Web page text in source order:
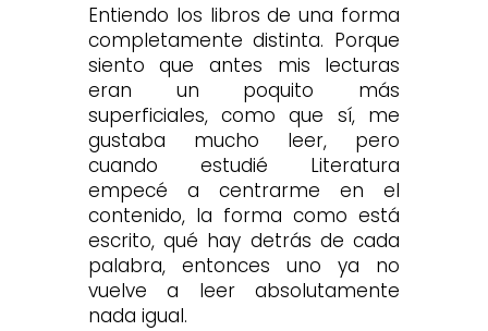
Entiendo los libros de una forma
completamente distinta. Porque
siento que antes mis lecturas
eran un poquito más
superficiales, como que sí, me
gustaba mucho leer, pero
cuando estudié Literatura
empecé a centrarme en el
contenido, la forma como está
escrito, qué hay detrás de cada
palabra, entonces uno ya no
vuelve a leer absolutamente
nada igual.